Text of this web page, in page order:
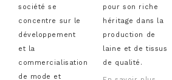
société se
concentre sur le
développement
et la
commercialisation
de mode et
pour son riche
héritage dans la
production de
laine et de tissus
de qualité.